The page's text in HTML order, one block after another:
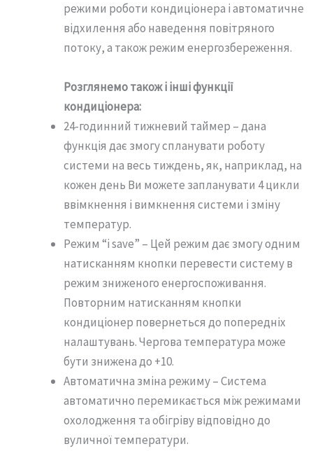
режими роботи кондиціонера і автоматичне
відхилення або наведення повітряного
потоку, а також режим енергозбереження.
Розглянемо також і інші функції
кондиціонера:
24-годинний тижневий таймер – дана
функція дає змогу спланувати роботу
системи на весь тиждень, як, наприклад, на
кожен день Ви можете запланувати 4 цикли
ввімкнення і вимкнення системи і зміну
температур.
Режим “i save” – Цей режим дає змогу одним
натисканням кнопки перевести систему в
режим зниженого енергоспоживання.
Повторним натисканням кнопки
кондиціонер повернеться до попередніх
налаштувань. Чергова температура може
бути знижена до +10.
Автоматична зміна режиму – Система
автоматично перемикається між режимами
охолодження та обігріву відповідно до
вуличної температури.